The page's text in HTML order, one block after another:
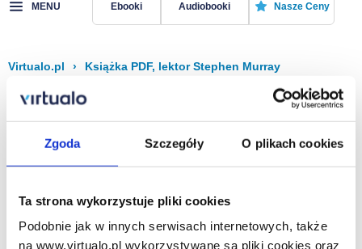
Zgoda Szczegóły O plikach cookies
Ta strona wykorzystuje pliki cookies
Podobnie jak w innych serwisach internetowych, także
na www.virtualo.pl wykorzystywane są pliki cookies oraz
MENU Ebooki Audiobooki Nasze Ceny
Virtualo.pl › Książka PDF, lektor Stephen Murray
Filtruj Sortuj
Na stronie